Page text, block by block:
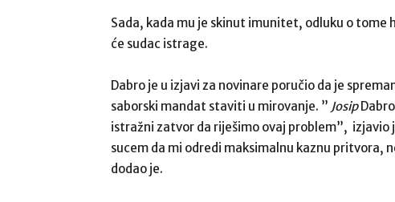
Sada, kada mu je skinut imunitet, odluku o
će sudac istrage.
Dabro je u izjavi za novinare poručio da je
saborski mandat staviti u mirovanje. ” Josip
istražni zatvor da riješimo ovaj problem”, izjavio
sucem da mi odredi maksimalnu kaznu pritvora,
dodao je.